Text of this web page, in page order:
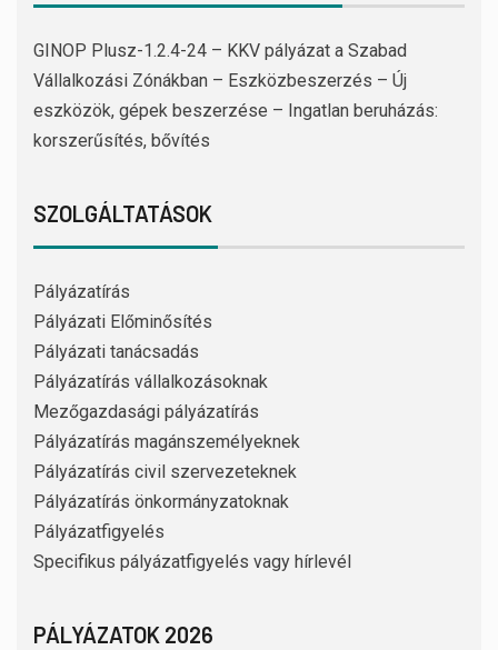
GINOP Plusz-1.2.4-24 – KKV pályázat a Szabad
Vállalkozási Zónákban – Eszközbeszerzés – Új
eszközök, gépek beszerzése – Ingatlan beruházás:
korszerűsítés, bővítés
SZOLGÁLTATÁSOK
Pályázatírás
Pályázati Előminősítés
Pályázati tanácsadás
Pályázatírás vállalkozásoknak
Mezőgazdasági pályázatírás
Pályázatírás magánszemélyeknek
Pályázatírás civil szervezeteknek
Pályázatírás önkormányzatoknak
Pályázatfigyelés
Specifikus pályázatfigyelés vagy hírlevél
PÁLYÁZATOK 2026